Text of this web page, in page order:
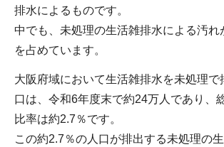
排水によるものです。
中でも、未処理の生活雑排水による汚れ
を占めています。
大阪府域において生活雑排水を未処理で
口は、令和6年度末で約24万人であり、
比率は約2.7％です。
この約2.7％の人口が排出する未処理の